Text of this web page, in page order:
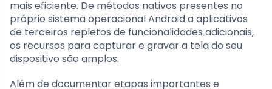
mais eficiente. De métodos nativos presentes no
próprio sistema operacional Android a aplicativos
de terceiros repletos de funcionalidades adicionais,
os recursos para capturar e gravar a tela do seu
dispositivo são amplos.
Além de documentar etapas importantes e